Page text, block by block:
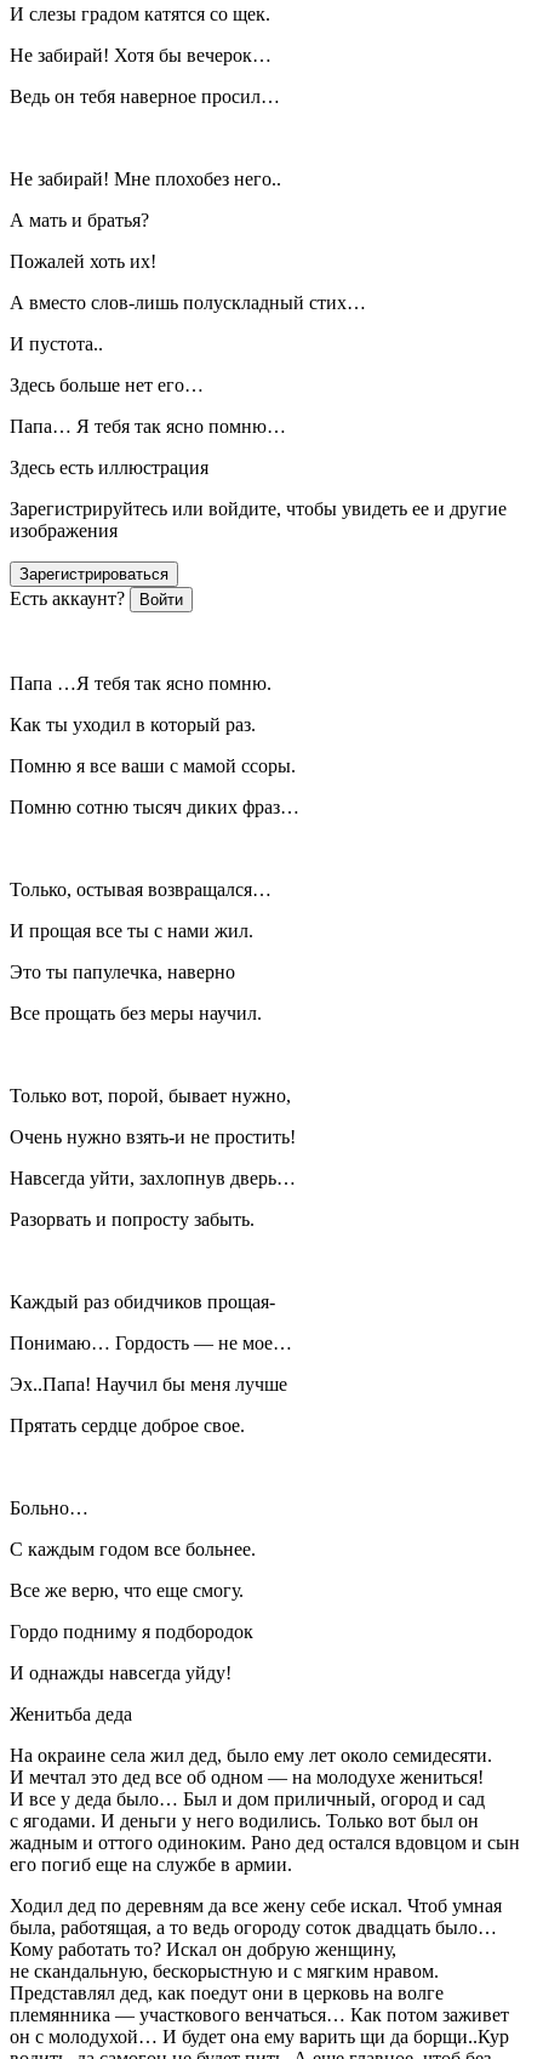
И слезы градом катятся со щек.
Не забирай! Хотя бы вечерок…
Ведь он тебя наверное просил…
Не забирай! Мне плохобез него..
А мать и братья?
Пожалей хоть их!
А вместо слов-лишь полускладный стих…
И пустота..
Здесь больше нет его…
Папа… Я тебя так ясно помню…
Здесь есть иллюстрация
Зарегистрируйтесь или войдите, чтобы увидеть ее и другие
изображения
Зарегистрироваться
Есть аккаунт? Войти
Папа …Я тебя так ясно помню.
Как ты уходил в который раз.
Помню я все ваши с мамой ссоры.
Помню сотню тысяч диких фраз…
Только, остывая возвращался…
И прощая все ты с нами жил.
Это ты папулечка, наверно
Все прощать без меры научил.
Только вот, порой, бывает нужно,
Очень нужно взять-и не простить!
Навсегда уйти, захлопнув дверь…
Разорвать и попросту забыть.
Каждый раз обидчиков прощая-
Понимаю… Гордость — не мое…
Эх..Папа! Научил бы меня лучше
Прятать сердце доброе свое.
Больно…
С каждым годом все больнее.
Все же верю, что еще смогу.
Гордо подниму я подбородок
И однажды навсегда уйду!
Женитьба деда
На окраине села жил дед, было ему лет около семидесяти.
И мечтал это дед все об одном — на молодухе жениться!
И все у деда было… Был и дом приличный, огород и сад
с ягодами. И деньги у него водились. Только вот был он
жадным и оттого одиноким. Рано дед остался вдовцом и сын
его погиб еще на службе в армии.
Ходил дед по деревням да все жену себе искал. Чтоб умная
была, работящая, а то ведь огороду соток двадцать было…
Кому работать то? Искал он добрую женщину,
не скандальную, бескорыстную и с мягким нравом.
Представлял дед, как поедут они в церковь на волге
племянника — участкового венчаться… Как потом заживет
он с молодухой… И будет она ему варить щи да борщи..Кур